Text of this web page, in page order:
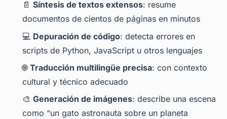
📄 Síntesis de textos extensos: resume
documentos de cientos de páginas en minutos
💻 Depuración de código: detecta errores en
scripts de Python, JavaScript u otros lenguajes
🌐Traducción multilingüe precisa: con contexto
cultural y técnico adecuado
🎨 Generación de imágenes: describe una escena
como “un gato astronauta sobre un planeta